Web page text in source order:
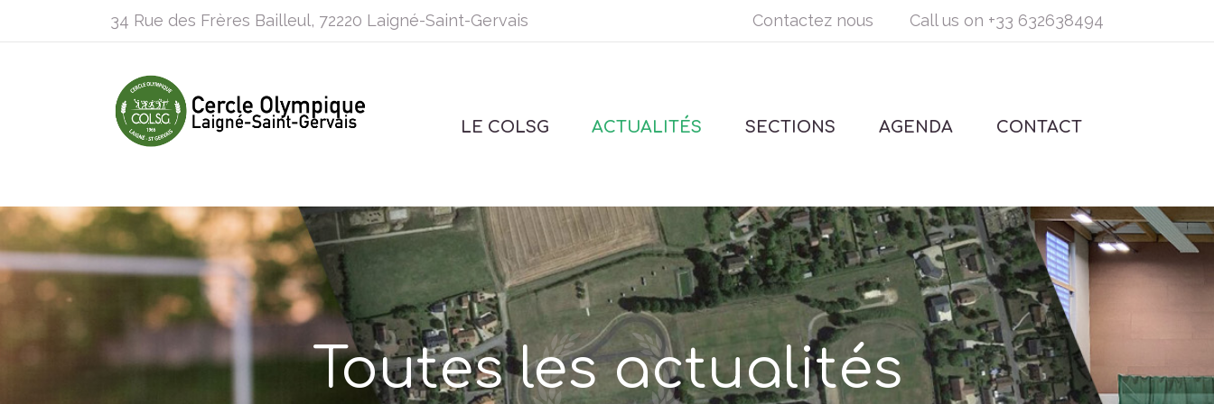
34 Rue des Frères Bailleul, 72220 Laigné-Saint-Gervais Contactez nous Call us on +33 632638494
LE COLSG ACTUALITÉS SECTIONS AGENDA CONTACT
Toutes les actualités